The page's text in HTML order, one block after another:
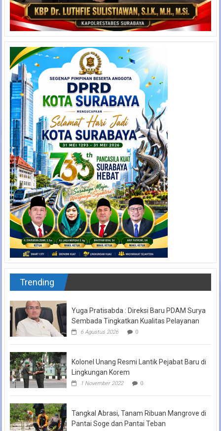
Trending
Yuga Pratisabda : Direksi Baru PDAM Surya
Sembada Tingkatkan Kualitas Pelayanan
6 Agustus 2026 0
Kolonel Unang Resmi Lantik Pejabat Baru di
Lingkungan Korem
1 November 2022 0
Tangkal Abrasi, Tanam Ribuan Mangrove di
Pantai Soge dan Pantai Teban